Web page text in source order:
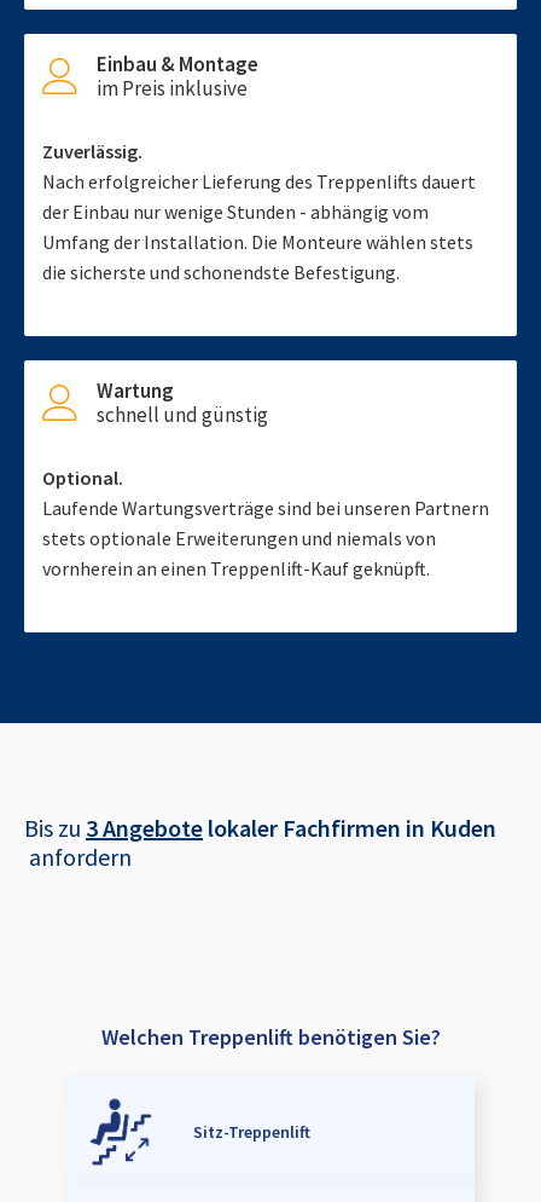
Einbau & Montage
im Preis inklusive
Zuverlässig.
Nach erfolgreicher Lieferung des Treppenlifts dauert
der Einbau nur wenige Stunden - abhängig vom
Umfang der Installation. Die Monteure wählen stets
die sicherste und schonendste Befestigung.
Wartung
schnell und günstig
Optional.
Laufende Wartungsverträge sind bei unseren Partnern
stets optionale Erweiterungen und niemals von
vornherein an einen Treppenlift-Kauf geknüpft.
Bis zu 3 Angebote lokaler Fachfirmen in Kuden
anfordern
Welchen Treppenlift benötigen Sie?
Sitz-Treppenlift